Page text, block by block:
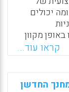
שעיבוד
משפיעה על
החדשים
יותר
חברת
יכולים
מקוון
קראו עוד...
החדשן